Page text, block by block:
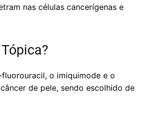
nas células cancerígenas e
o imiquimode e o
de pele, sendo escolhido de